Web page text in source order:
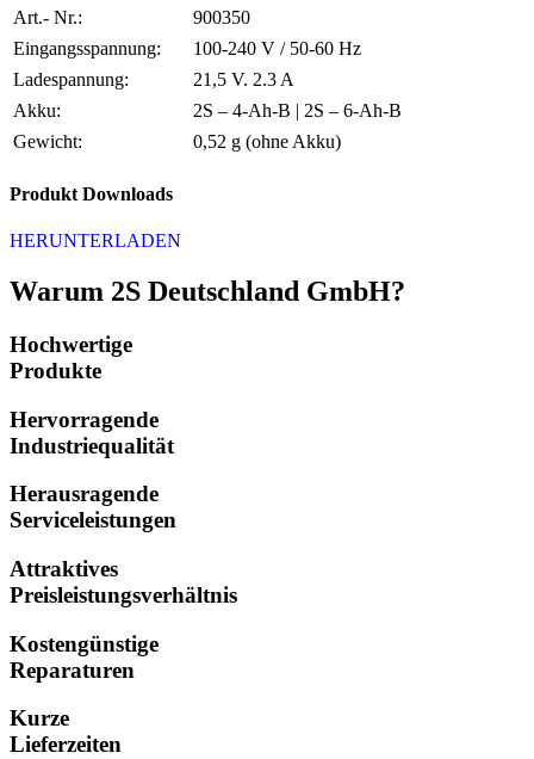
Art.- Nr.:
900350
Eingangsspannung:
100-240 V / 50-60 Hz
Ladespannung:
21,5 V. 2.3 A
Akku:
2S – 4-Ah-B | 2S – 6-Ah-B
Gewicht:
0,52 g (ohne Akku)
Produkt Downloads
HERUNTERLADEN
Warum 2S Deutschland GmbH?
Hochwertige
Produkte
Hervorragende
Industriequalität
Herausragende
Serviceleistungen
Attraktives
Preisleistungsverhältnis
Kostengünstige
Reparaturen
Kurze
Lieferzeiten